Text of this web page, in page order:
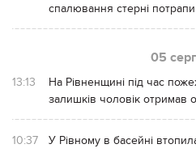
спалювання стерні
05
13:13
На Рівненщині під час
залишків чоловік отримав
10:37 У Рівному в басейні